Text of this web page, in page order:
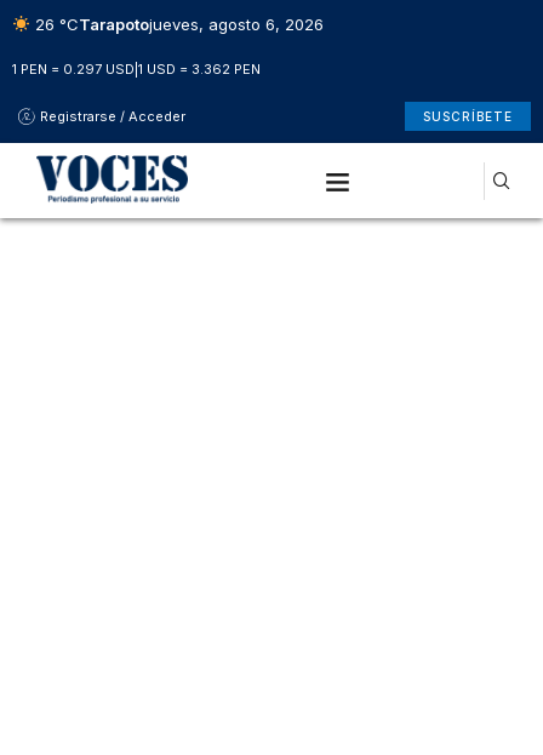
26 °CTarapotojueves, agosto 6, 2026
1 PEN = 0.297 USD 1 USD = 3.362 PEN
Registrarse / Acceder SUSCRÍBETE